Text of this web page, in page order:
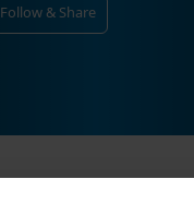
Follow & Share